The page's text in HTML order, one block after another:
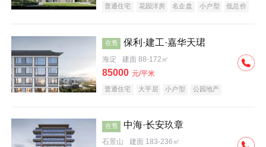
普通住宅 花园洋房 名企盘 小户型 低总价
在售 保利·建工·嘉华天珺
海淀 建面 88-172㎡
85000 元/平米
普通住宅 大平层 小户型
公园地产
在售 中海·长安玖章
石景山 建面 183-236㎡